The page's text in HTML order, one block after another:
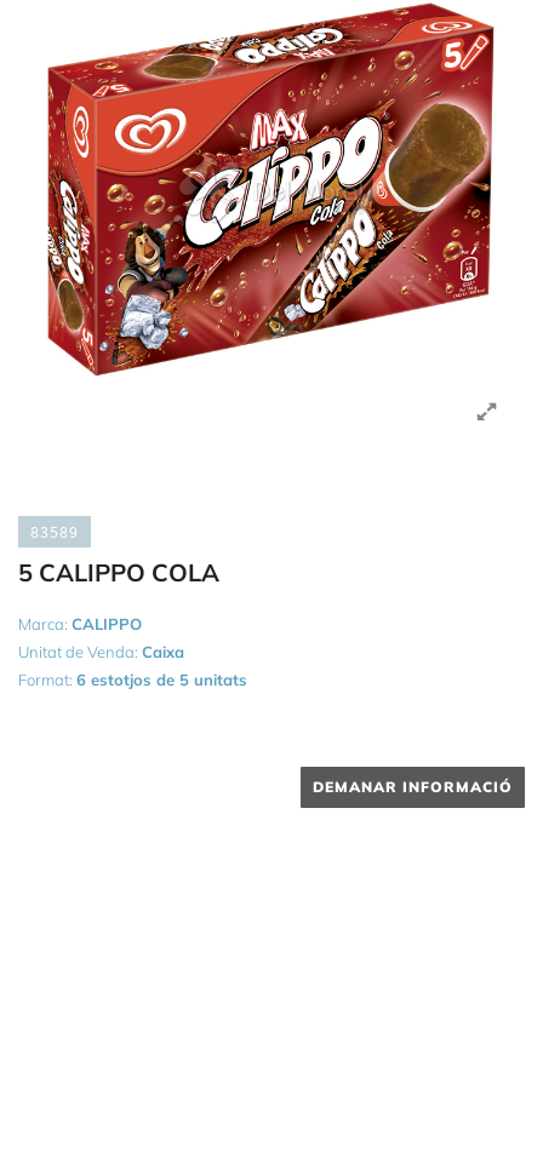
83589
5 CALIPPO COLA
Marca: CALIPPO
Unitat de Venda: Caixa
Format: 6 estotjos de 5 unitats
DEMANAR INFORMACIÓ